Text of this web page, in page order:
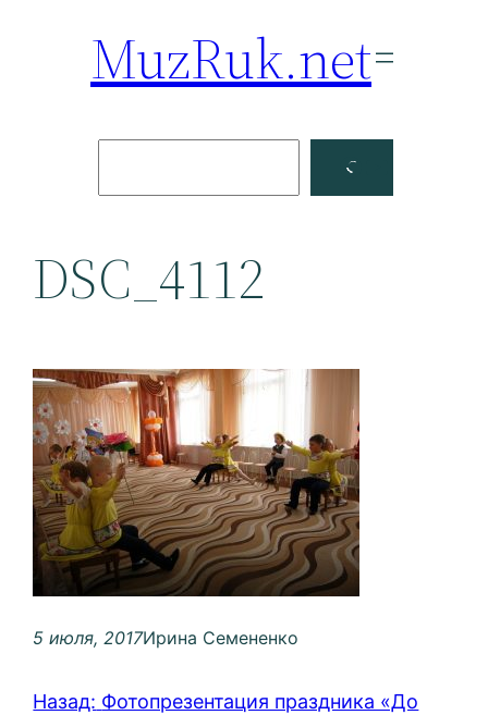
MuzRuk.net
Facebook
DSC_4112
5 июля, 2017Ирина Семененко
Назад: Фотопрезентация праздника «До